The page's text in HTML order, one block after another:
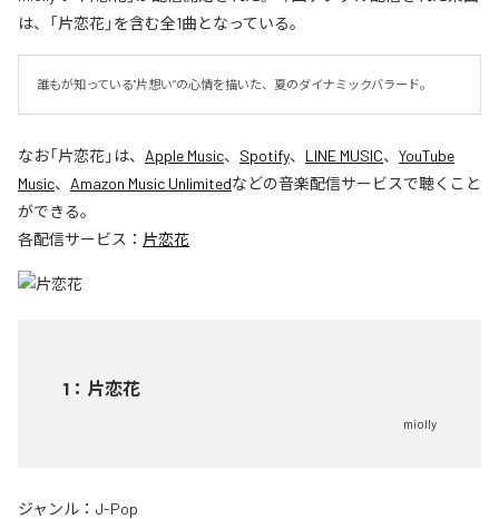
は、「片恋花」を含む全1曲となっている。
誰もが知っている"片想い”の心情を描いた、夏のダイナミックバラード。
なお「片恋花」は、 Apple Music、 Spotify、 LINE MUSIC、 YouTube
Music、 Amazon Music Unlimitedなどの音楽配信サービスで聴くこと
ができる。
各配信サービス： 片恋花
1 ： 片恋花
miolly
ジャンル： J-Pop